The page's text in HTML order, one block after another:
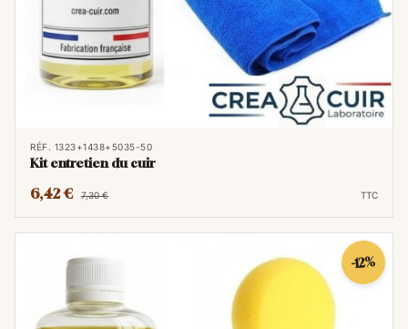
RÉF. 1323+1438+5035-50
Kit entretien du cuir
6,42 € 7,30 € TTC
-12%